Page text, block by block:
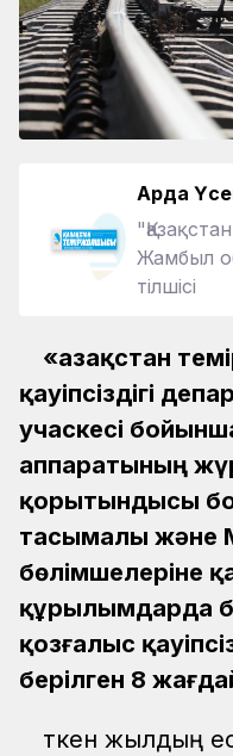
Ардақ
Жамбыл
тілшісі
«Қазақстан
қауіпсіздігі
учаскесі
аппаратының
қорытындысы
тасымалы және
бөлімшелеріне
құрылымдарда
қозғалыс
берілген 8
Өткен жылдың